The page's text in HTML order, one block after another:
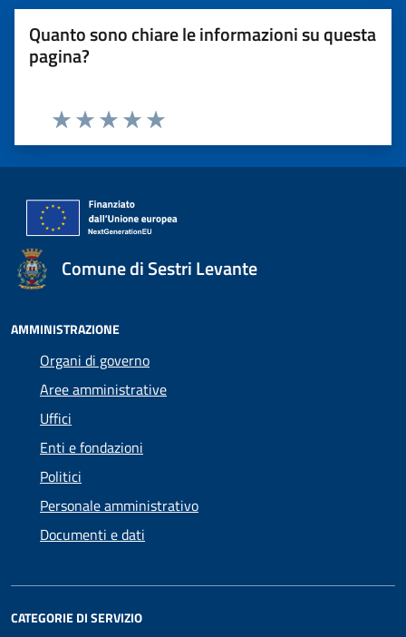
Quanto sono chiare le informazioni su questa
pagina?
Valuta 5 stelle su 5
Valuta 4 stelle su 5
Valuta 3 stelle su 5
Valuta 2 stelle su 5
Valuta 1 stelle su 5
Comune di Sestri Levante
AMMINISTRAZIONE
Organi di governo
Aree amministrative
Uffici
Enti e fondazioni
Politici
Personale amministrativo
Documenti e dati
CATEGORIE DI SERVIZIO